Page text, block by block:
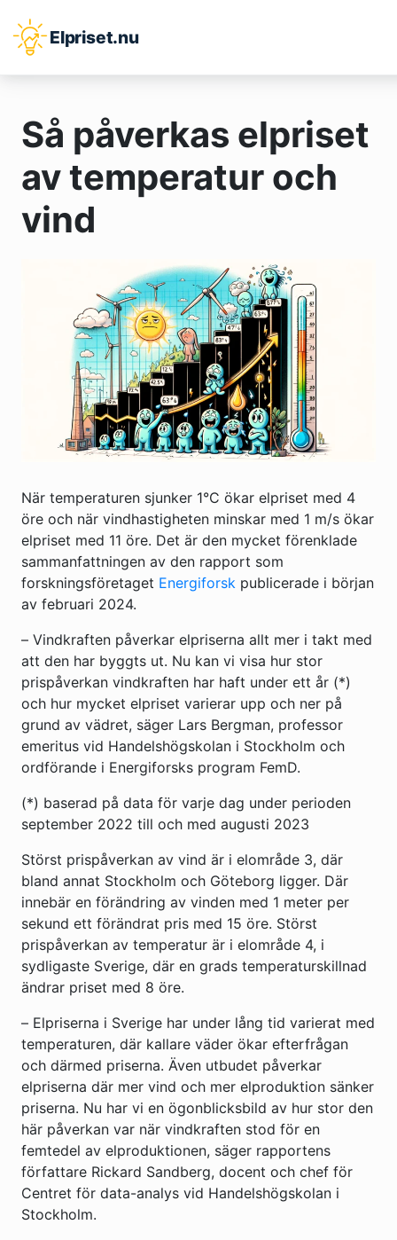
Elpriset.nu
Så påverkas elpriset
av temperatur och
vind
När temperaturen sjunker 1°C ökar elpriset med 4
öre och när vindhastigheten minskar med 1 m/s ökar
elpriset med 11 öre. Det är den mycket förenklade
sammanfattningen av den rapport som
forskningsföretaget Energiforsk publicerade i början
av februari 2024.
– Vindkraften påverkar elpriserna allt mer i takt med
att den har byggts ut. Nu kan vi visa hur stor
prispåverkan vindkraften har haft under ett år (*)
och hur mycket elpriset varierar upp och ner på
grund av vädret, säger Lars Bergman, professor
emeritus vid Handelshögskolan i Stockholm och
ordförande i Energiforsks program FemD.
(*) baserad på data för varje dag under perioden
september 2022 till och med augusti 2023
Störst prispåverkan av vind är i elområde 3, där
bland annat Stockholm och Göteborg ligger. Där
innebär en förändring av vinden med 1 meter per
sekund ett förändrat pris med 15 öre. Störst
prispåverkan av temperatur är i elområde 4, i
sydligaste Sverige, där en grads temperaturskillnad
ändrar priset med 8 öre.
– Elpriserna i Sverige har under lång tid varierat med
temperaturen, där kallare väder ökar efterfrågan
och därmed priserna. Även utbudet påverkar
elpriserna där mer vind och mer elproduktion sänker
priserna. Nu har vi en ögonblicksbild av hur stor den
här påverkan var när vindkraften stod för en
femtedel av elproduktionen, säger rapportens
författare Rickard Sandberg, docent och chef för
Centret för data-analys vid Handelshögskolan i
Stockholm.